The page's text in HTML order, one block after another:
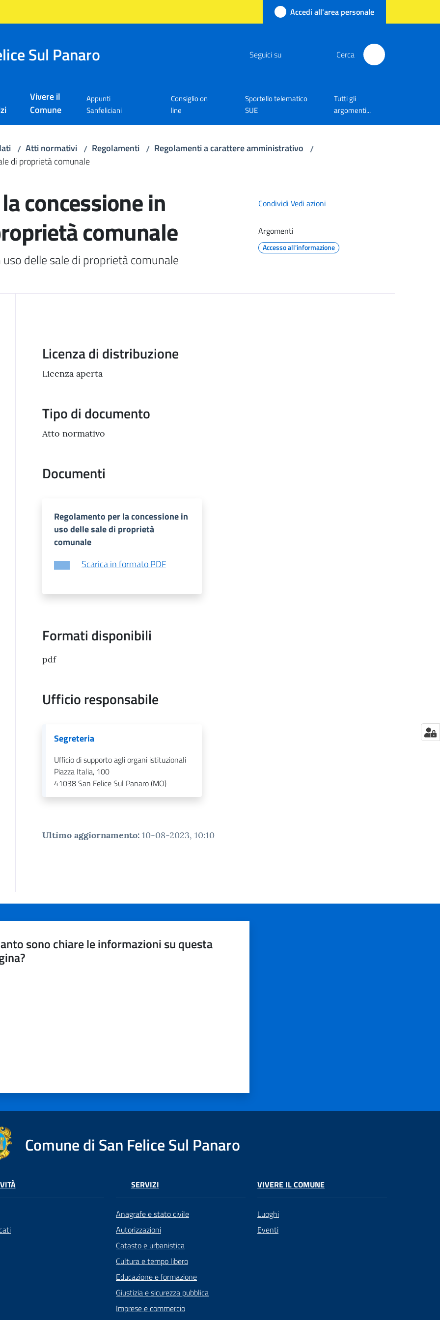
Accedi all'area personale
Sul Panaro Seguici su Cerca
Vivere il
Comune
Appunti
Sanfeliciani
Consiglio on
line
Sportello telematico
SUE
Tutti gli
argomenti...
/ Atti normativi / Regolamenti / Regolamenti a carattere amministrativo /
di proprietà comunale
concessione in
comunale
delle sale di proprietà comunale
Condividi Vedi azioni
Argomenti
Accesso all'informazione
Descrizione
Licenza di distribuzione
Licenza aperta
Tipo di documento
Atto normativo
Documenti
Regolamento per la concessione in
uso delle sale di proprietà
comunale
Scarica in formato PDF
Formati disponibili
pdf
Ufficio responsabile
Segreteria
Ufficio di supporto agli organi istituzionali
Piazza Italia, 100
41038San Felice Sul Panaro (MO)
Ultimo aggiornamento: 10-08-2023, 10:10
sono chiare le informazioni su questa
Comune di San Felice Sul Panaro
SERVIZI
Anagrafe e stato civile
Autorizzazioni
Catasto e urbanistica
Cultura e tempo libero
Educazione e formazione
Giustizia e sicurezza pubblica
Imprese e commercio
VIVERE IL COMUNE
Luoghi
Eventi